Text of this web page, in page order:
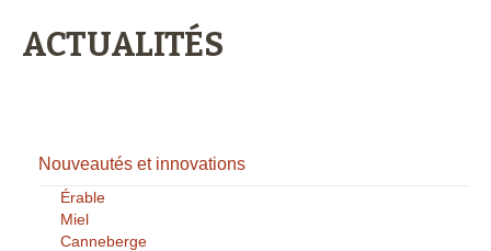
ACTUALITÉS
Nouveautés et innovations
Érable
Miel
Canneberge